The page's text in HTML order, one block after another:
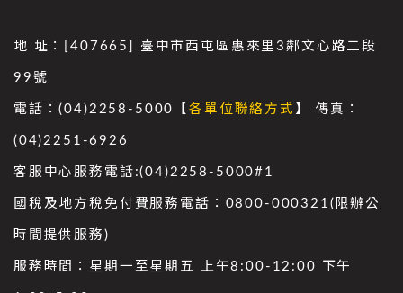
地 址：[407665] 臺中市西屯區惠來里3鄰文心路二段
99號
電話：(04)2258-5000【各單位聯絡方式 】 傳真：
(04)2251-6926
客服中心服務電話:(04)2258-5000#1
國稅及地方稅免付費服務電話：0800-000321(限辦公
時間提供服務)
服務時間：星期一至星期五 上午8:00-12:00 下午